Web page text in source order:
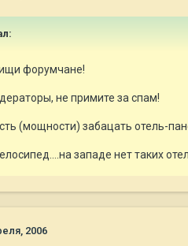
форумчане!
не примите за спам!
(мощности) забацать отель-
западе нет таких
2006